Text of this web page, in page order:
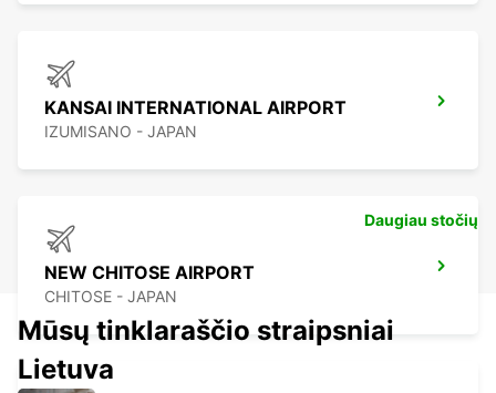
KANSAI INTERNATIONAL AIRPORT
IZUMISANO - JAPAN
NEW CHITOSE AIRPORT
CHITOSE - JAPAN
Daugiau stočių
Mūsų tinklaraščio straipsniai
Lietuva